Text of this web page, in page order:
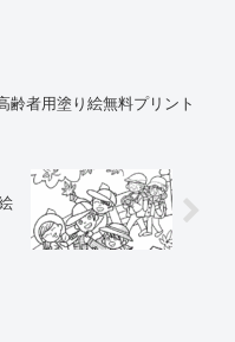
者用塗り絵無料プリント